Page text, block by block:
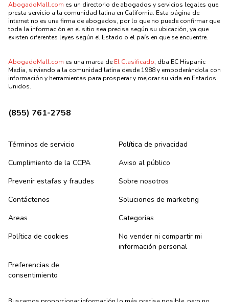
AbogadoMall.com es un directorio de abogados y servicios legales que
presta servicio a la comunidad latina en California. Esta página de
internet no es una firma de abogados, por lo que no puede confirmar que
toda la información en el sitio sea precisa según su ubicación, ya que
existen diferentes leyes según el Estado o el país en que se encuentre.
AbogadoMall.com es una marca deEl Clasificado, dba EC Hispanic
Media, sirviendo a la comunidad latina desde 1988 y empoderándola con
información y herramientas para prosperar y mejorar su vida en Estados
Unidos.
(855) 761-2758
Términos de servicio
Política de privacidad
Cumplimiento de la CCPA
Aviso al público
Prevenir estafas y fraudes
Sobre nosotros
Contáctenos
Soluciones de marketing
Areas
Categorias
Política de cookies
No vender ni compartir mi
información personal
Preferencias de
consentimiento